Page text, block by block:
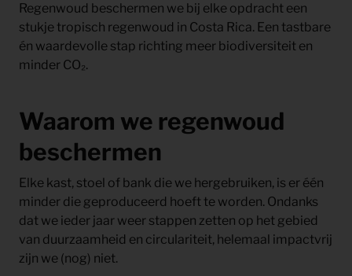
Regenwoud beschermen we bij elke opdracht een
stukje tropisch regenwoud in Costa Rica. Een tastbare
én waardevolle stap richting meer biodiversiteit en
minder CO₂.
Waarom we regenwoud
beschermen
Elke kast, stoel of bank die we hergebruiken, is er één
minder die geproduceerd hoeft te worden. Ondanks
dat we ieder jaar weer stappen zetten op het gebied
van duurzaamheid en circulariteit, helemaal impactvrij
zijn we (nog) niet.